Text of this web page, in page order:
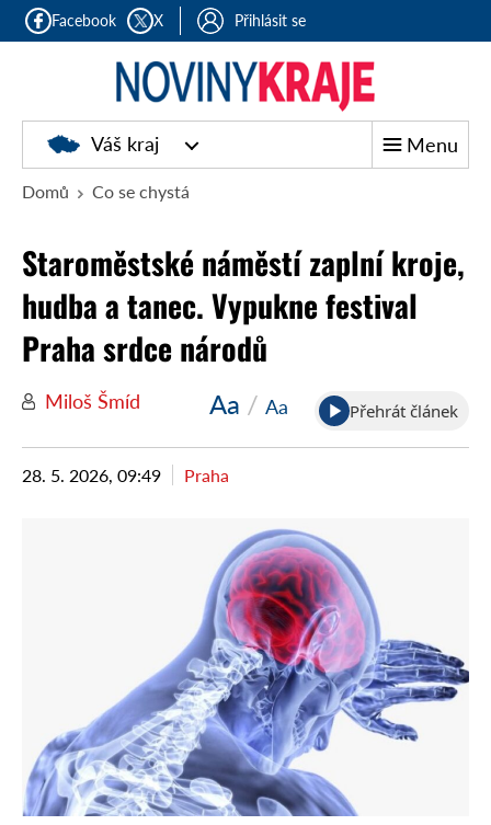
Facebook X Přihlásit se
Noviny
kraje
Váš kraj Menu
Domů Co se chystá
Staroměstské náměstí zaplní kroje,
hudba a tanec. Vypukne festival
Praha srdce národů
Miloš Šmíd Aa / Aa Přehrát článek
28. 5. 2026, 09:49 Praha